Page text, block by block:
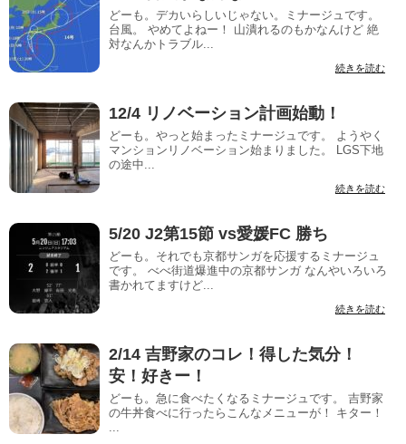
どーも。デカいらしいじゃない。ミナージュです。
台風。 やめてよねー！ 山潰れるのもかなんけど 絶
対なんかトラブル...
続きを読む
12/4 リノベーション計画始動！
どーも。やっと始まったミナージュです。 ようやく
マンションリノベーション始まりました。 LGS下地
の途中...
続きを読む
5/20 J2第15節 vs愛媛FC 勝ち
どーも。それでも京都サンガを応援するミナージュ
です。 べべ街道爆進中の京都サンガ なんやいろいろ
書かれてますけど...
続きを読む
2/14 吉野家のコレ！得した気分！
安！好きー！
どーも。急に食べたくなるミナージュです。 吉野家
の牛丼食べに行ったらこんなメニューが！ キター！
...